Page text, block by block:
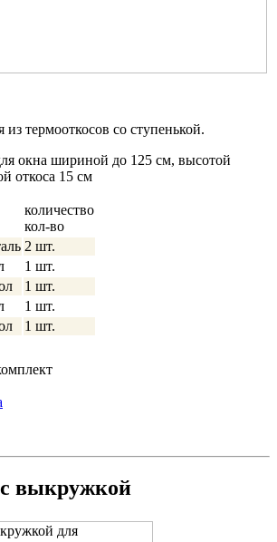
термооткосов со ступенькой.
окна шириной до 125 см, высотой
откоса 15 см
количество
кол-во
2 шт.
1 шт.
1 шт.
1 шт.
1 шт.
выкружкой